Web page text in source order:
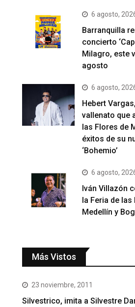
6 agosto,
Barranquilla
concierto
Milagro, este
agosto
6 agosto,
Hebert
vallenato que
las Flores de
éxitos de su
‘Bohemio’
6 agosto,
Iván Villazón
la Feria de las
Medellín y
Más Vistos
23 noviembre, 2011
Silvestrico, imita a Silvestre